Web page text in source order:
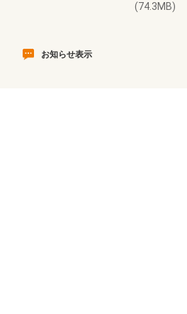
(74.3MB)
お知らせ表示